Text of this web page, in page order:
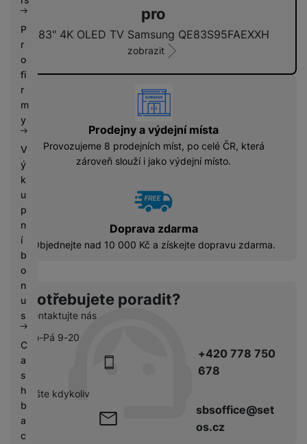
P
r
o
fi
r
m
y
V
ý
k
u
p
n
í
b
o
n
u
s
C
a
s
h
b
a
c
v
-
n
o
v
pro
83" 4K OLED TV Samsung QE83S95FAEXXH
zobrazit
Prodejny a výdejní místa
Provozujeme 8 prodejních míst, po celé ČR, která
zároveň slouží i jako výdejní místo.
Doprava zdarma
Objednejte nad 10 000 Kč a získejte dopravu zdarma.
Potřebujete poradit?
Kontaktujte nás
Po-Pá 9-20
+420 778 750
678
pište kdykoliv
sbsoffice@set
os.cz